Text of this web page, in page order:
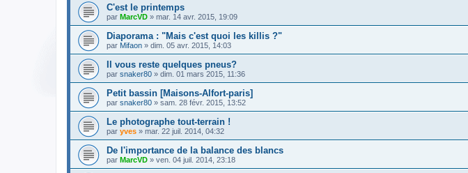
C'est le printemps
par MarcVD » mar. 14 avr. 2015, 19:09
Diaporama : "Mais c'est quoi les killis ?"
par Mifaon » dim. 05 avr. 2015, 14:03
Il vous reste quelques pneus?
par snaker80 » dim. 01 mars 2015, 11:36
Petit bassin [Maisons-Alfort-paris]
par snaker80 » sam. 28 févr. 2015, 13:52
Le photographe tout-terrain !
par yves » mar. 22 juil. 2014, 04:32
De l'importance de la balance des blancs
par MarcVD » ven. 04 juil. 2014, 23:18